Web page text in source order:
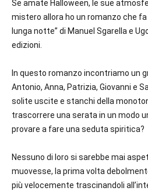
Se amate Halloween, le sue
mistero allora ho un romanzo che fa
lunga notte” di Manuel Sgarella e
edizioni.
In questo romanzo incontriamo un
Antonio, Anna, Patrizia, Giovanni e
solite uscite e stanchi della
trascorrere una serata in un modo
provare a fare una seduta spiritica?
Nessuno di loro si sarebbe mai
muovesse, la prima volta
più velocemente trascinandoli